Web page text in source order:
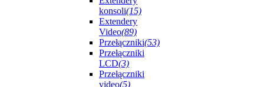
konsoli(15)
Extendery
Video(89)
Przełączniki(53)
Przełączniki
LCD(3)
Przełączniki
video(5)